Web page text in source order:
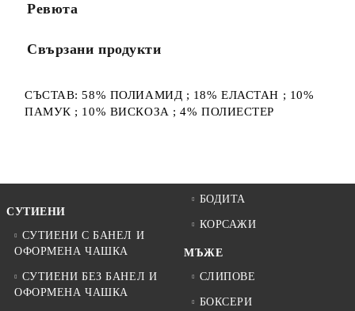
Ревюта
Свързани продукти
СЪСТАВ: 58% ПОЛИАМИД ; 18% ЕЛАСТАН ; 10%
ПАМУК ; 10% ВИСКОЗА ; 4% ПОЛИЕСТЕР
СУТИЕНИ
СУТИЕНИ С БАНЕЛ И
ОФОРМЕНА ЧАШКА
СУТИЕНИ БЕЗ БАНЕЛ И
ОФОРМЕНА ЧАШКА
БОДИТА
КОРСАЖИ
МЪЖЕ
СЛИПОВЕ
БОКСЕРИ